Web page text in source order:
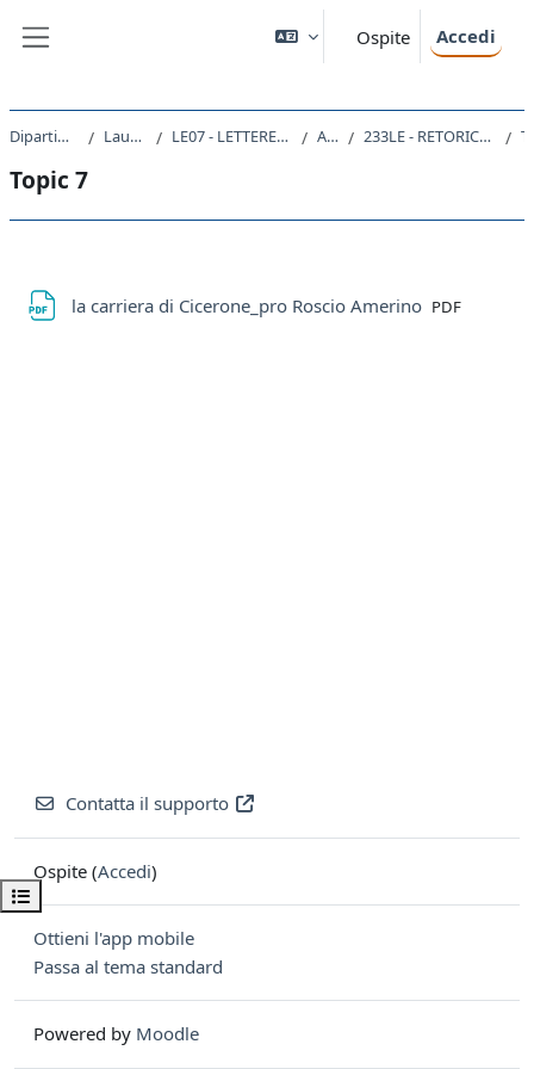
Ospite Accedi
Apri indice del corso
Dipartimento di Studi Umanistici Laurea triennale (DM270) LE07 - LETTERE ANTICHE E MODERNE, ARTI, COMUNICAZIONE A.A. 2022 - 2023 233LE - RETORICA E COMUNICAZIONE NEL MONDO ROMANO 2022
Topic 7
la carriera di Cicerone_pro Roscio Amerino File
PDF
Contatta il supporto
Ospite (Accedi)
Ottieni l'app mobile
Passa al tema standard
Powered by Moodle